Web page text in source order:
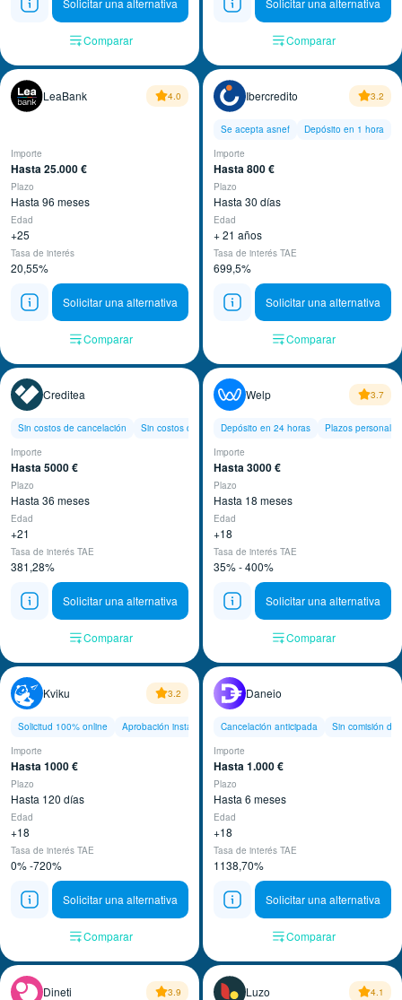
Comparar Comparar
LeaBank 4.0
Importe
Hasta 25.000 €
Plazo
Hasta 96 meses
Edad
+25
Tasa de interés
20,55%
Solicitar una alternativa
Comparar
Ibercredito 3.2
Se acepta asnef Depósito en 1 hora
Importe
Hasta 800 €
Plazo
Hasta 30 días
Edad
+ 21 años
Tasa de interés TAE
699,5%
Solicitar una alternativa
Comparar
Creditea
Sin costos de cancelación Sin costos de gestión
Depósito en 15 minutos
Importe
Hasta 5000 €
Plazo
Hasta 36 meses
Edad
+21
Tasa de interés TAE
381,28%
Solicitar una alternativa
Comparar
Welp 3.7
Depósito en 24 horas
Plazos
Importe
Hasta 3000 €
Plazo
Hasta 18 meses
Edad
+18
Tasa de interés TAE
35% - 400%
Solicitar una alternativa
Comparar
Kviku 3.2
Solicitud 100% online
Aprobación instantánea
Importe
Hasta 1000 €
Plazo
Hasta 120 días
Edad
+18
Tasa de interés TAE
0% -720%
Solicitar una alternativa
Comparar
Daneio
Cancelación anticipada
Sin comisión de
Importe
Hasta 1.000 €
Plazo
Hasta 6 meses
Edad
+18
Tasa de interés TAE
1138,70%
Solicitar una alternativa
Comparar
Dineti 3.9 Luzo 4.1